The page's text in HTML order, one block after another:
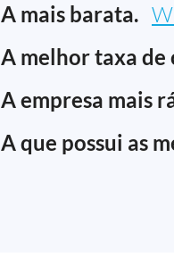
A mais barata.
A melhor taxa de
A empresa mais
A que possui as